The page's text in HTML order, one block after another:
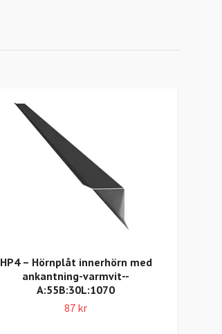
HP4 – Hörnplåt innerhörn med
ankantning-varmvit--
A:55B:30L:1070
87 kr